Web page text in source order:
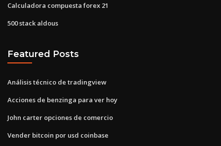
Calculadora compuesta forex 21
500 stack aldous
Featured Posts
Análisis técnico de tradingview
Acciones de benzinga para ver hoy
John carter opciones de comercio
Vender bitcoin por usd coinbase